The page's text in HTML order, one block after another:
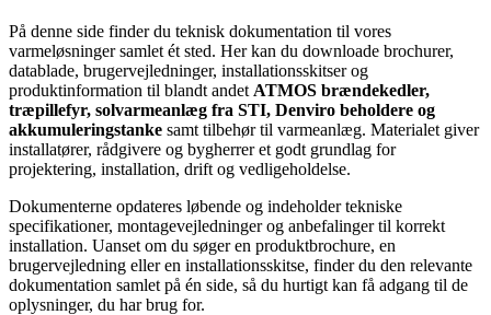
På denne side finder du teknisk dokumentation til vores
varmeløsninger samlet ét sted. Her kan du downloade brochurer,
datablade, brugervejledninger, installationsskitser og
produktinformation til blandt andet ATMOS brændekedler,
træpillefyr, solvarmeanlæg fra STI, Denviro beholdere og
akkumuleringstanke samt tilbehør til varmeanlæg. Materialet giver
installatører, rådgivere og bygherrer et godt grundlag for
projektering, installation, drift og vedligeholdelse.
Dokumenterne opdateres løbende og indeholder tekniske
specifikationer, montagevejledninger og anbefalinger til korrekt
installation. Uanset om du søger en produktbrochure, en
brugervejledning eller en installationsskitse, finder du den relevante
dokumentation samlet på én side, så du hurtigt kan få adgang til de
oplysninger, du har brug for.